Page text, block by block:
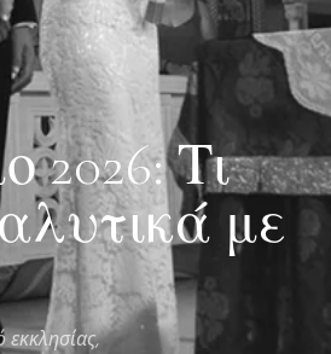
2026: Τι
με
εκκλησίας,